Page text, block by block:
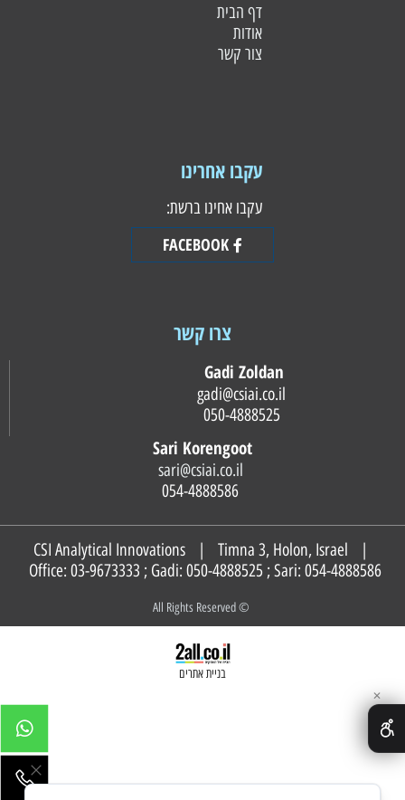
דף הבית
אודות
צור קשר
עקבו אחרינו
עקבו אחינו ברשת:
FACEBOOK
צרו קשר
Gadi Zoldan
Sari Korengoot
sari@csiai.co.il
CSI Analytical Innovations | Timna 3, Holon, Israel |
Office: 03-9673333 ; Gadi: 050-4888525 ; Sari: 054-4888586
© All Rights Reserved
בניית אתרים
✕